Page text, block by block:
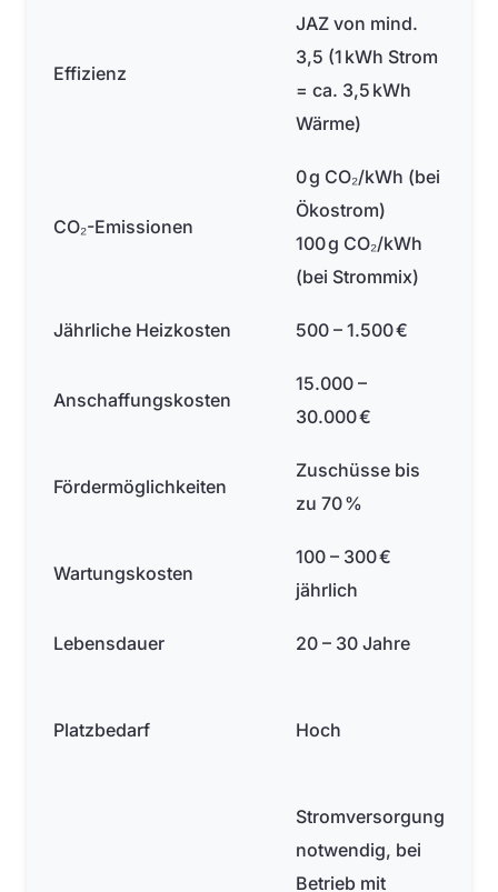
Effizienz
JAZ von mind.
3,5 (1 kWh Strom
= ca. 3,5 kWh
Wärme)
CO₂-Emissionen
0 g CO₂/kWh (bei
Ökostrom)
100 g CO₂/kWh
(bei Strommix)
Jährliche Heizkosten 500 – 1.500 €
Anschaffungskosten
15.000 –
30.000 €
Fördermöglichkeiten
Zuschüsse bis
zu 70 %
Wartungskosten
100 – 300 €
jährlich
Lebensdauer 20 – 30 Jahre
Platzbedarf Hoch
Stromversorgung
notwendig, bei
Betrieb mit